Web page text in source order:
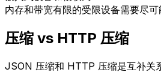
内存和带宽有限的受限设备需要尽
压缩 vs HTTP 压缩
JSON 压缩和 HTTP 压缩是互补关